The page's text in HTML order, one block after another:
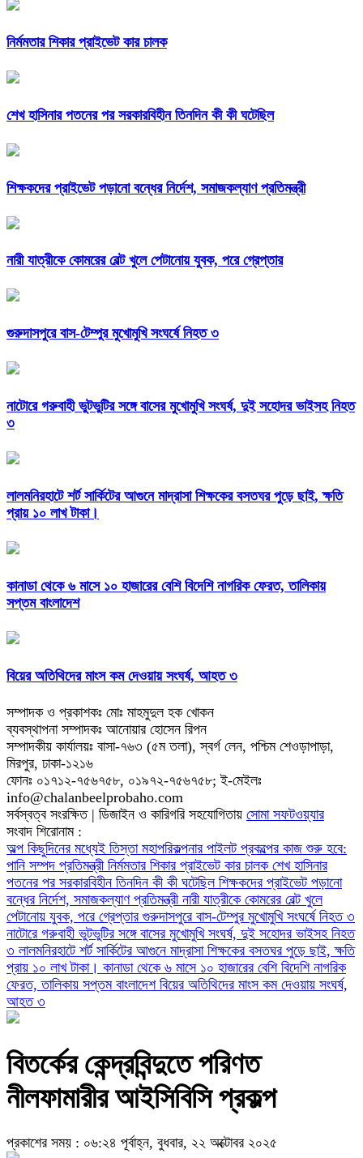
নির্মমতার শিকার প্রাইভেট কার চালক
শেখ হাসিনার পতনের পর সরকারবিহীন তিনদিন কী কী ঘটেছিল
শিক্ষকদের প্রাইভেট পড়ানো বন্ধের নির্দেশ, সমাজকল্যাণ প্রতিমন্ত্রী
নারী যাত্রীকে কোমরের বেল্ট খুলে পেটানোয় যুবক, পরে গ্রেপ্তার
গুরুদাসপুরে বাস-টেম্পুর মুখোমুখি সংঘর্ষে নিহত ৩
নাটোরে গরুবাহী ভুটভুটির সঙ্গে বাসের মুখোমুখি সংঘর্ষ, দুই সহোদর ভাইসহ নিহত
৩
লালমনিরহাটে শর্ট সার্কিটের আগুনে মাদ্রাসা শিক্ষকের বসতঘর পুড়ে ছাই, ক্ষতি
প্রায় ১০ লাখ টাকা।
কানাডা থেকে ৬ মাসে ১০ হাজারের বেশি বিদেশি নাগরিক ফেরত, তালিকায়
সপ্তম বাংলাদেশ
বিয়ের অতিথিদের মাংস কম দেওয়ায় সংঘর্ষ, আহত ৩
সম্পাদক ও প্রকাশকঃ মোঃ মাহমুদুল হক খোকন
ব্যবস্থাপনা সম্পাদকঃ আনোয়ার হোসেন রিপন
সম্পাদকীয় কার্যালয়ঃ বাসা-৭৬৩ (৫ম তলা), স্বর্গ লেন, পশ্চিম শেওড়াপাড়া,
মিরপুর, ঢাকা-১২১৬
ফোনঃ ০১৭১২-৭৫৬৭৫৮, ০১৯৭২-৭৫৬৭৫৮; ই-মেইলঃ
info@chalanbeelprobaho.com
সর্বস্বত্ব সংরক্ষিত | ডিজাইন ও কারিগরি সহযোগিতায় সোমা সফটওয়্যার
সংবাদ শিরোনাম :
অল্প কিছুদিনের মধ্যেই তিস্তা মহাপরিকল্পনার পাইলট প্রকল্পের কাজ শুরু হবে:
পানি সম্পদ প্রতিমন্ত্রী নির্মমতার শিকার প্রাইভেট কার চালক শেখ হাসিনার
পতনের পর সরকারবিহীন তিনদিন কী কী ঘটেছিল শিক্ষকদের প্রাইভেট পড়ানো
বন্ধের নির্দেশ, সমাজকল্যাণ প্রতিমন্ত্রী নারী যাত্রীকে কোমরের বেল্ট খুলে
পেটানোয় যুবক, পরে গ্রেপ্তার গুরুদাসপুরে বাস-টেম্পুর মুখোমুখি সংঘর্ষে নিহত ৩
নাটোরে গরুবাহী ভুটভুটির সঙ্গে বাসের মুখোমুখি সংঘর্ষ, দুই সহোদর ভাইসহ নিহত
৩ লালমনিরহাটে শর্ট সার্কিটের আগুনে মাদ্রাসা শিক্ষকের বসতঘর পুড়ে ছাই, ক্ষতি
প্রায় ১০ লাখ টাকা। কানাডা থেকে ৬ মাসে ১০ হাজারের বেশি বিদেশি নাগরিক
ফেরত, তালিকায় সপ্তম বাংলাদেশ বিয়ের অতিথিদের মাংস কম দেওয়ায় সংঘর্ষ,
আহত ৩
বিতর্কের কেন্দ্রবিন্দুতে পরিণত
নীলফামারীর আইসিবিসি প্রকল্প
প্রকাশের সময় : ০৬:২৪ পূর্বাহ্ন, বুধবার, ২২ অক্টোবর ২০২৫